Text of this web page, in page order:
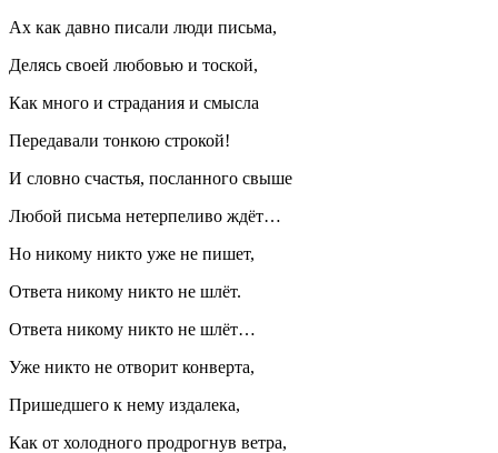
Ах как давно писали люди письма,
Делясь своей любовью и тоской,
Как много и страдания и смысла
Передавали тонкою строкой!
И словно счастья, посланного свыше
Любой письма нетерпеливо ждёт…
Но никому никто уже не пишет,
Ответа никому никто не шлёт.
Ответа никому никто не шлёт…
Уже никто не отворит конверта,
Пришедшего к нему издалека,
Как от холодного продрогнув ветра,